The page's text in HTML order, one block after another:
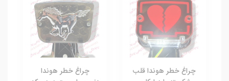
چراغ خطر هوندا قلب
چراغ خطر هوندا